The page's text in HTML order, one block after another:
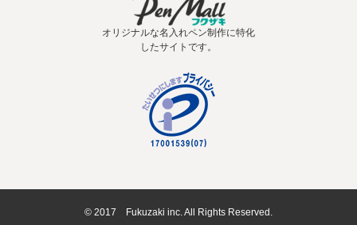
オリジナルな名入れペン制作に特化
したサイトです。
© 2017 Fukuzaki inc. All Rights Reserved.